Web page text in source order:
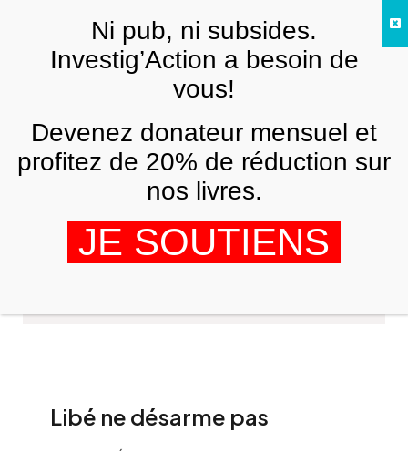
Marie-José Cloiseau
Libé ne désarme pas
FRNi pub, ni subsides.
Investig’Action a besoin de
vous!
Devenez donateur mensuel et
profitez de 20% de réduction sur
nos livres.
JE SOUTIENS